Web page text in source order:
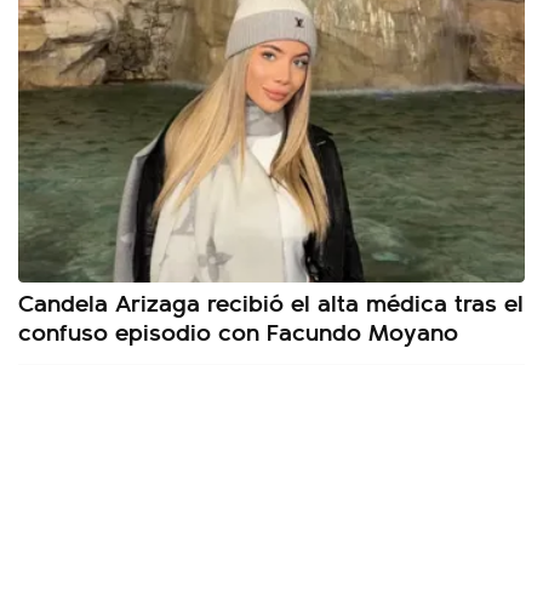
Candela Arizaga recibió el alta médica tras el
confuso episodio con Facundo Moyano